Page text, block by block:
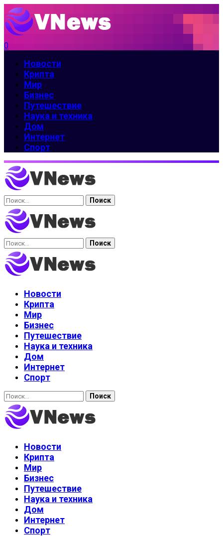
0
Новости
Крипта
Мир
Бизнес
Путешествие
Наука и техника
Дом
Интернет
Спорт
Найти:
Найти:
Новости
Крипта
Мир
Бизнес
Путешествие
Наука и техника
Дом
Интернет
Спорт
Найти:
Новости
Крипта
Мир
Бизнес
Путешествие
Наука и техника
Дом
Интернет
Спорт